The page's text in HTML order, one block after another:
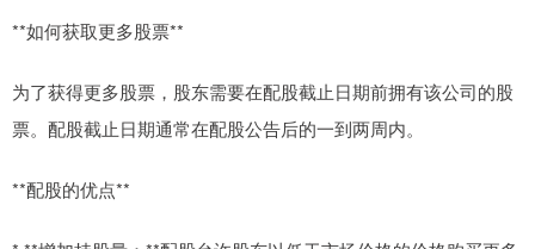
**如何获取更多股票**
为了获得更多股票，股东需要在配股截止日期前拥有该公司的股
票。配股截止日期通常在配股公告后的一到两周内。
**配股的优点**